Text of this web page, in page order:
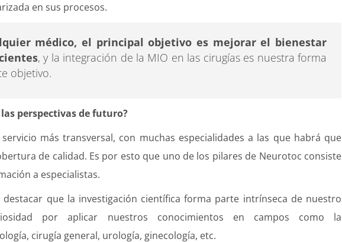
en sus procesos.
médico, el principal objetivo es mejorar el bienestar
, y la integración de la MIO en las cirugías es nuestra forma
objetivo.
las perspectivas de futuro?
más transversal, con muchas especialidades a las que habrá que
de calidad. Es por esto que uno de los pilares de Neurotoc consiste
a especialistas.
destacar que la investigación científica forma parte intrínseca de nuestro
por aplicar nuestros conocimientos en campos como la
cirugía general, urología, ginecología, etc.